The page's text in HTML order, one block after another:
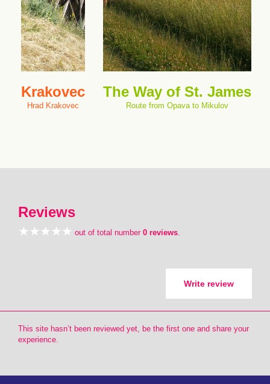
Krakovec
Hrad Krakovec
The Way of St. James
Route from Opava to Mikulov
Reviews
out of total number 0 reviews.
Write review
This site hasn’t been reviewed yet, be the first one and share your
experience.